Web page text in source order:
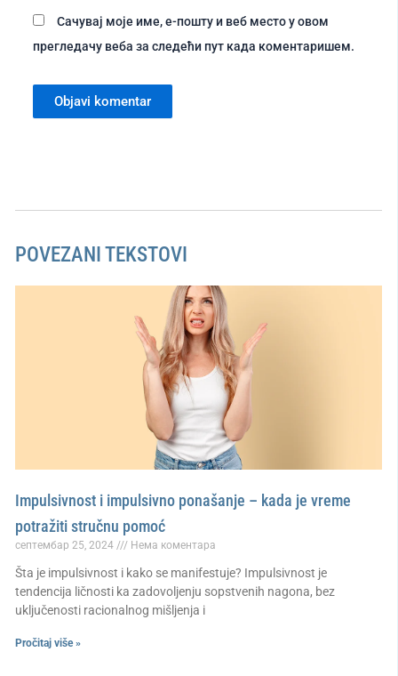
Сачувај моје име, е-пошту и веб место у овом
прегледачу веба за следећи пут када коментаришем.
POVEZANI TEKSTOVI
Impulsivnost i impulsivno ponašanje – kada je vreme
potražiti stručnu pomoć
септембар 25, 2024 Нема коментара
Šta je impulsivnost i kako se manifestuje? Impulsivnost je
tendencija ličnosti ka zadovoljenju sopstvenih nagona, bez
uključenosti racionalnog mišljenja i
Pročitaj više »